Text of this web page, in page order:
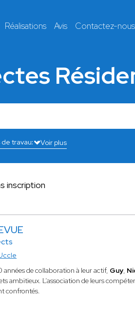
Réalisations Avis Contactez-nous
Voir plus
inscription
années de collaboration à leur actif, Guy,
ambitieux. L’association de leurs
confrontés.